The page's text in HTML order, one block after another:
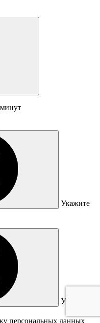
Укажите
Укажите
персональных данных